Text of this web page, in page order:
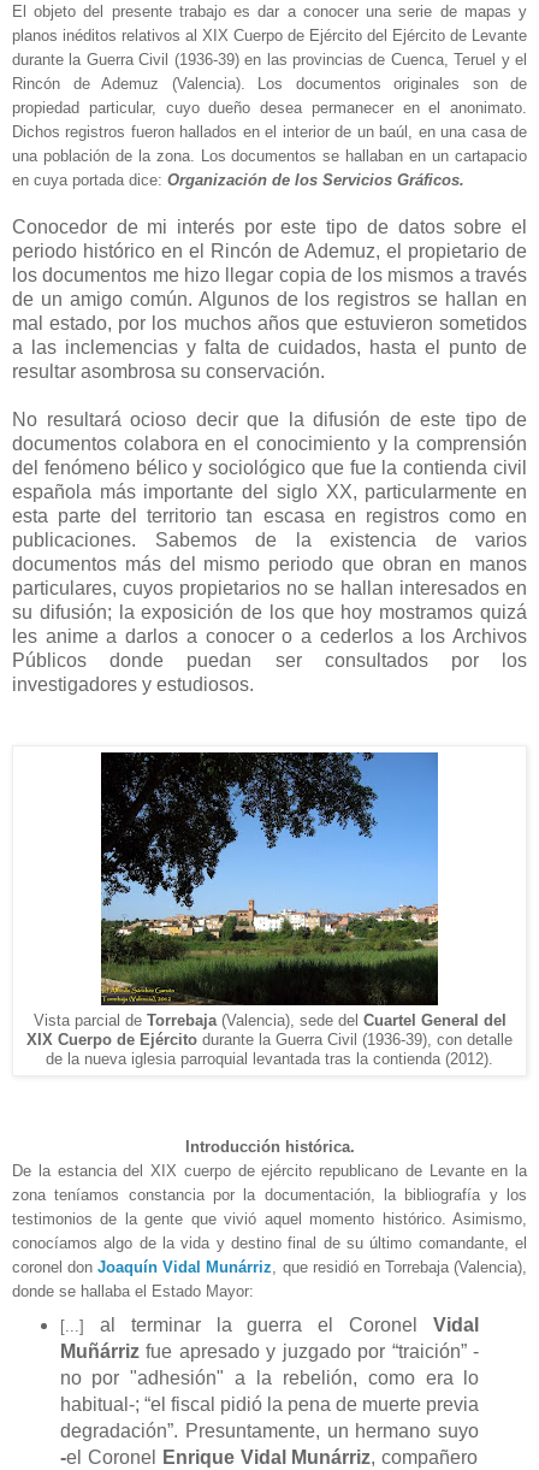
El objeto del presente trabajo es dar a conocer una serie de mapas y
planos inéditos relativos al XIX Cuerpo de Ejército del Ejército de Levante
durante la Guerra Civil (1936-39) en las provincias de Cuenca, Teruel y el
Rincón de Ademuz (Valencia). Los documentos originales son de
propiedad particular, cuyo dueño desea permanecer en el anonimato.
Dichos registros fueron hallados en el interior de un baúl, en una casa de
una población de la zona. Los documentos se hallaban en un cartapacio
en cuya portada dice: Organización de los Servicios Gráficos.
Conocedor de mi interés por este tipo de datos sobre el
periodo histórico en el Rincón de Ademuz, el propietario de
los documentos me hizo llegar copia de los mismos a través
de un amigo común. Algunos de los registros se hallan en
mal estado, por los muchos años que estuvieron sometidos
a las inclemencias y falta de cuidados, hasta el punto de
resultar asombrosa su conservación.
No resultará ocioso decir que la difusión de este tipo de
documentos colabora en el conocimiento y la comprensión
del fenómeno bélico y sociológico que fue la contienda civil
española más importante del siglo XX, particularmente en
esta parte del territorio tan escasa en registros como en
publicaciones. Sabemos de la existencia de varios
documentos más del mismo periodo que obran en manos
particulares, cuyos propietarios no se hallan interesados en
su difusión; la exposición de los que hoy mostramos quizá
les anime a darlos a conocer o a cederlos a los Archivos
Públicos donde puedan ser consultados por los
investigadores y estudiosos.
Vista parcial de Torrebaja (Valencia), sede del Cuartel General del
XIX Cuerpo de Ejército durante la Guerra Civil (1936-39), con detalle
de la nueva iglesia parroquial levantada tras la contienda (2012).
Introducción histórica.
De la estancia del XIX cuerpo de ejército republicano de Levante en la
zona teníamos constancia por la documentación, la bibliografía y los
testimonios de la gente que vivió aquel momento histórico. Asimismo,
conocíamos algo de la vida y destino final de su último comandante, el
coronel donJoaquín Vidal Munárriz , que residió en Torrebaja (Valencia),
donde se hallaba el Estado Mayor:
[...] al terminar la guerra el CoronelVidal
Muñárrizfue apresado y juzgado por “traición” -
no por "adhesión" a la rebelión, como era lo
habitual-; “el fiscal pidió la pena de muerte previa
degradación”. Presuntamente, un hermano suyo
-el Coronel Enrique Vidal Munárriz, compañero